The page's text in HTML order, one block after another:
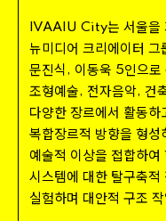
IVAAIU City는 서울을
뉴미디어 크리에이터 그
문진식, 이동욱 5인으로
조형예술, 전자음악, 건
다양한 장르에서 활동하
복합장르적 방향을 형성
예술적 이상을 접합하여
시스템에 대한 탈구축
실험하며 대안적 구조